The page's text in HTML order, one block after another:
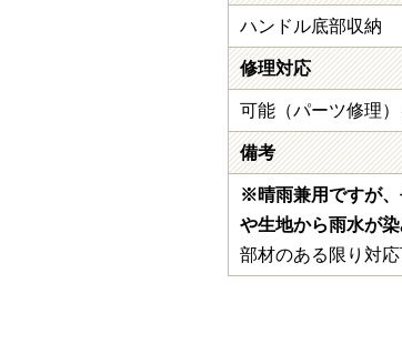
ハンドル底部収納
修理対応
可能（パーツ修理）
備考
※晴雨兼用ですが、
や生地から雨水が
部材のある限り対応